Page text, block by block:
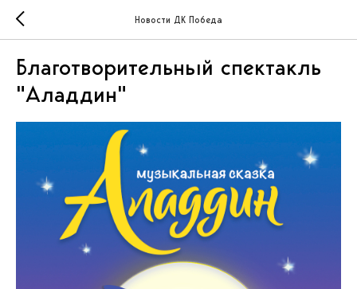
Новости ДК Победа
Благотворительный спектакль
"Аладдин"